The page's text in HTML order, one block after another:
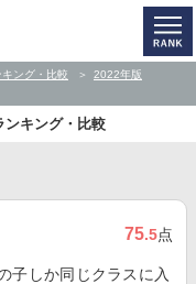
ング・比較
2022年版
ンキング・比較
75.5点
子しか同じクラスに入